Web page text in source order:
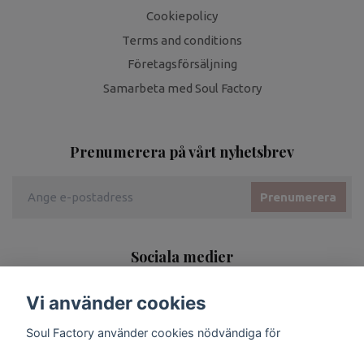
Cookiepolicy
Terms and conditions
Företagsförsäljning
Samarbeta med Soul Factory
Prenumerera på vårt nyhetsbrev
Prenumerera
Sociala medier
Vi använder cookies
Soul Factory använder cookies nödvändiga för